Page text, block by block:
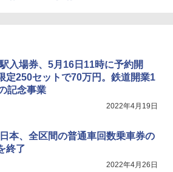
入場券、5月16日11時に予約開
定250セットで70万円。鉄道開業1
記念事業
2022年4月19日
本、全区間の普通車回数乗車券の
終了
2022年4月26日